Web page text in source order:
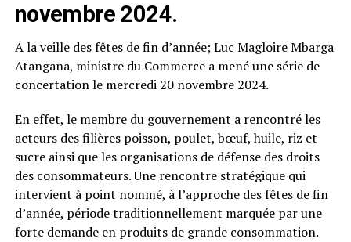
novembre 2024.
A la veille des fêtes de fin d’année; Luc Magloire Mbarga
Atangana, ministre du Commerce a mené une série de
concertation le mercredi 20 novembre 2024.
En effet, le membre du gouvernement a rencontré les
acteurs des filières poisson, poulet, bœuf, huile, riz et
sucre ainsi que les organisations de défense des droits
des consommateurs. Une rencontre stratégique qui
intervient à point nommé, à l’approche des fêtes de fin
d’année, période traditionnellement marquée par une
forte demande en produits de grande consommation.